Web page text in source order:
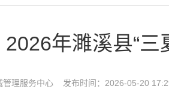
2026年濉溪县“三
管理服务中心 发布时间：2026-05-20